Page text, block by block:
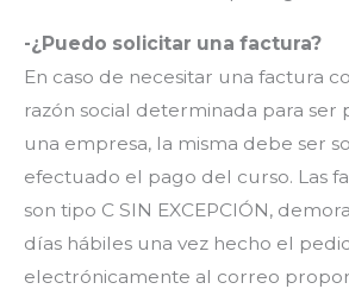
-¿Puedo solicitar una factura?
En caso de necesitar una factura
razón social determinada para ser
una empresa, la misma debe ser
efectuado el pago del curso. Las
son tipo C SIN EXCEPCIÓN,
días hábiles una vez hecho el
electrónicamente al correo